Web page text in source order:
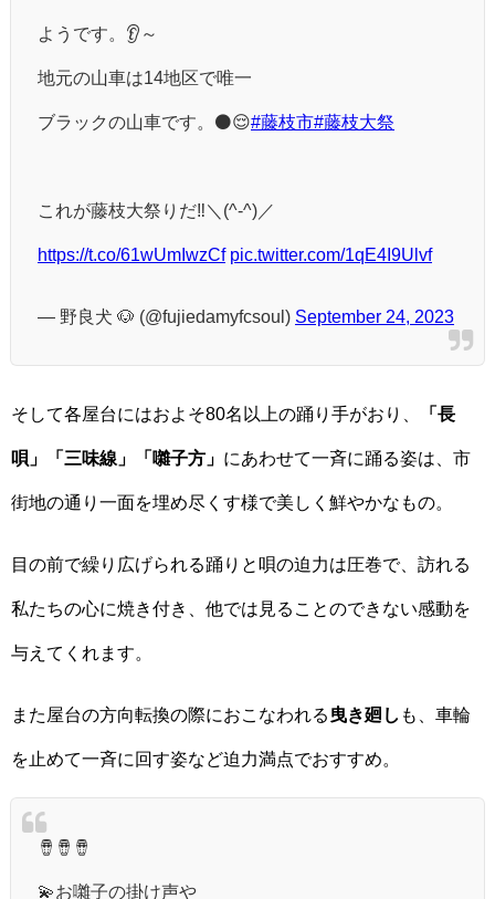
ようです。👂️～
地元の山車は14地区で唯一
ブラックの山車です。⚫😌#藤枝市#藤枝大祭
これが藤枝大祭りだ‼️＼(^-^)／
https://t.co/61wUmIwzCf pic.twitter.com/1qE4I9Ulvf
— 野良犬 🐶 (@fujiedamyfcsoul) September 24, 2023
そして各屋台にはおよそ80名以上の踊り手がおり、 「長
唄」「三味線」「囃子方」 にあわせて一斉に踊る姿は、市
街地の通り一面を埋め尽くす様で美しく鮮やかなもの。
目の前で繰り広げられる踊りと唄の迫力は圧巻で、訪れる
私たちの心に焼き付き、他では見ることのできない感動を
与えてくれます。
また屋台の方向転換の際におこなわれる 曳き廻し も、車輪
を止めて一斉に回す姿など迫力満点でおすすめ。
🪘🪘🪘
💫お囃子の掛け声や